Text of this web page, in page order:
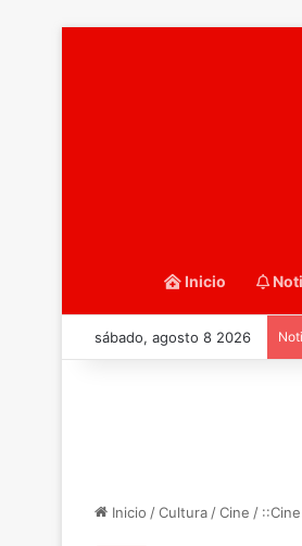
Inicio
sábado, agosto 8 2026
Inicio /Cultura /Cine /